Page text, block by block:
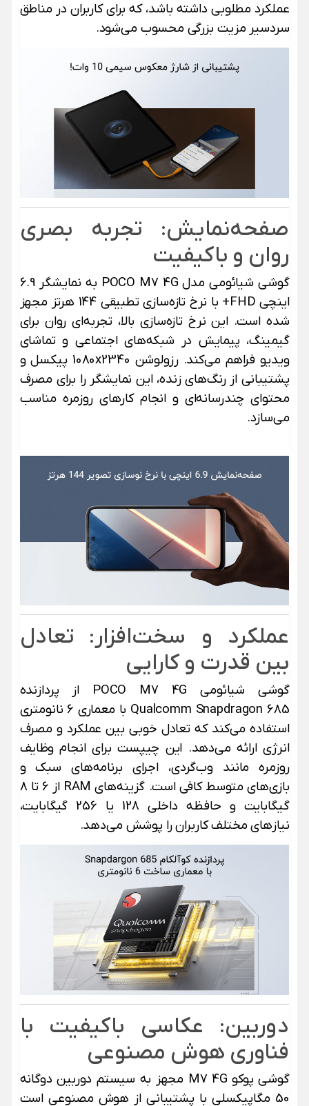
عملکرد مطلوبی داشته باشد، که برای کاربران در مناطق
سردسیر مزیت بزرگی محسوب می‌شود.
صفحه‌نمایش: تجربه بصری
روان و باکیفیت
گوشی شیائومی مدل POCO M7 4G به نمایشگر 6.9
اینچی FHD+ با نرخ تازه‌سازی تطبیقی 144 هرتز مجهز
شده است. این نرخ تازه‌سازی بالا، تجربه‌ای روان برای
گیمینگ، پیمایش در شبکه‌های اجتماعی و تماشای
ویدیو فراهم می‌کند. رزولوشن 1080x2340 پیکسل و
پشتیبانی از رنگ‌های زنده، این نمایشگر را برای مصرف
محتوای چندرسانه‌ای و انجام کارهای روزمره مناسب
می‌سازد.
عملکرد و سخت‌افزار: تعادل
بین قدرت و کارایی
گوشی شیائومی POCO M7 4G از پردازنده
Qualcomm Snapdragon 685 با معماری 6 نانومتری
استفاده می‌کند که تعادل خوبی بین عملکرد و مصرف
انرژی ارائه می‌دهد. این چیپست برای انجام وظایف
روزمره مانند وب‌گردی، اجرای برنامه‌های سبک و
بازی‌های متوسط کافی است. گزینه‌های RAM از 6 تا 8
گیگابایت و حافظه داخلی 128 یا 256 گیگابایت،
نیازهای مختلف کاربران را پوشش می‌دهد.
دوربین: عکاسی باکیفیت با
فناوری هوش مصنوعی
گوشی پوکو M7 4G مجهز به سیستم دوربین دوگانه
50 مگاپیکسلی با پشتیبانی از هوش مصنوعی است